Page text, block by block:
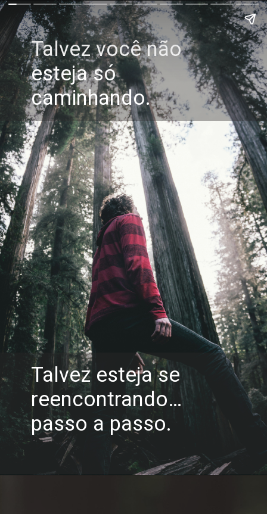
Talvez você não
esteja só
caminhando.
Talvez esteja se
reencontrando…
passo a passo.